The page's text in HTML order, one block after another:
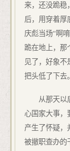
来，还没跪稳
后，用穿着厚
庆彪当场“啊
跪在地上，那
见了，好象不
把头低了下去。
从那天以
心国家大事，
产生了怀疑，
被撤职查办的